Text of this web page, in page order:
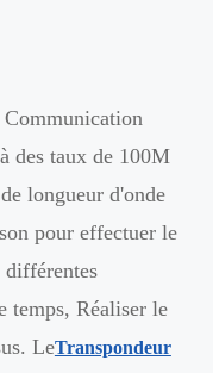
des taux de 100M
longueur d'onde
pour effectuer le
temps, Réaliser le
LeTranspondeur